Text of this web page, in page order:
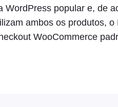
WordPress popular e, de
ambos os produtos,
WooCommerce